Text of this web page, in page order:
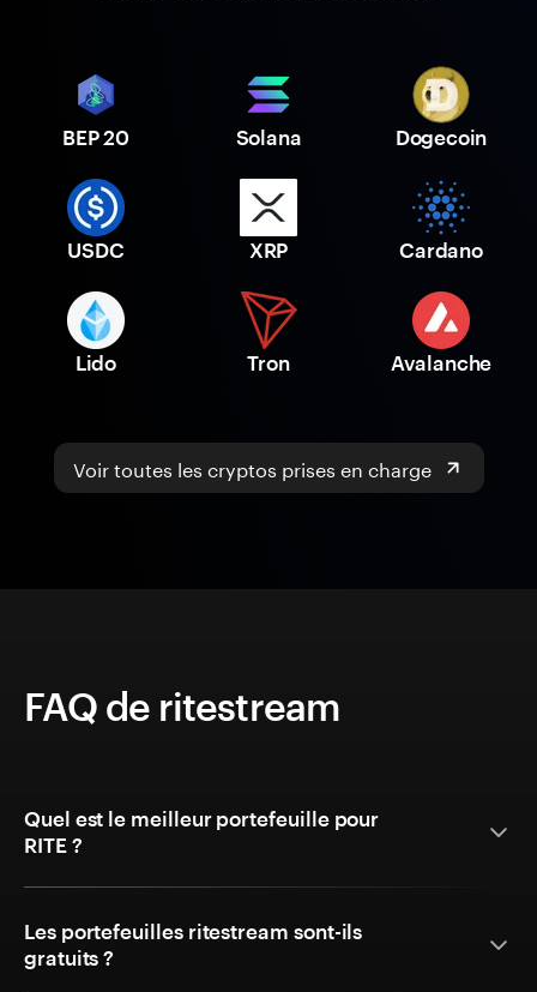
BEP 20 Solana Dogecoin
USDC XRP Cardano
Lido Tron Avalanche
Voir toutes les cryptos prises en charge
FAQ de ritestream
Quel est le meilleur portefeuille pour
RITE ?
Les portefeuilles ritestream sont-ils
gratuits ?